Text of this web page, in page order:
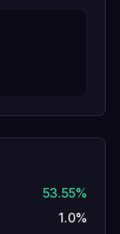
53.55%
1.0%